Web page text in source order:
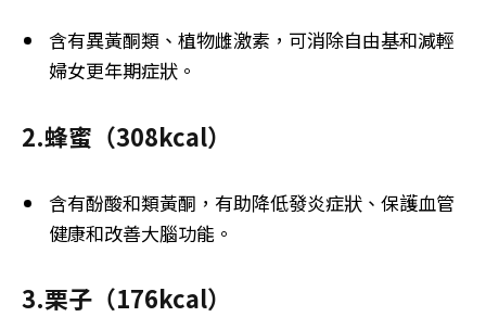
含有異黃酮類、植物雌激素，可消除自由基和減輕
婦女更年期症狀。
2.蜂蜜（308kcal）
含有酚酸和類黃酮，有助降低發炎症狀、保護血管
健康和改善大腦功能。
3.栗子（176kcal）